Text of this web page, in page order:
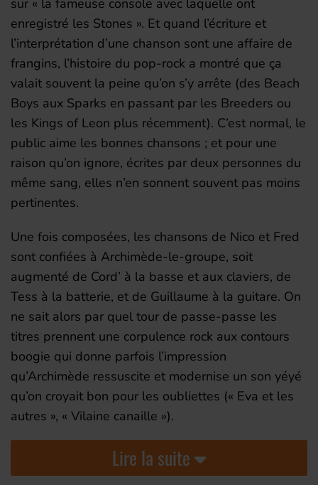
sur « la fameuse console avec laquelle ont
enregistré les Stones ». Et quand l’écriture et
l’interprétation d’une chanson sont une affaire de
frangins, l’histoire du pop-rock a montré que ça
valait souvent la peine qu’on s’y arrête (des Beach
Boys aux Sparks en passant par les Breeders ou
les Kings of Leon plus récemment). C’est normal, le
public aime les bonnes chansons ; et pour une
raison qu’on ignore, écrites par deux personnes du
même sang, elles n’en sonnent souvent pas moins
pertinentes.
Une fois composées, les chansons de Nico et Fred
sont confiées à Archimède-le-groupe, soit
augmenté de Cord’ à la basse et aux claviers, de
Tess à la batterie, et de Guillaume à la guitare. On
ne sait alors par quel tour de passe-passe les
titres prennent une corpulence rock aux contours
boogie qui donne parfois l’impression
qu’Archimède ressuscite et modernise un son yéyé
qu’on croyait bon pour les oubliettes (« Eva et les
autres », « Vilaine canaille »).
Lire la suite